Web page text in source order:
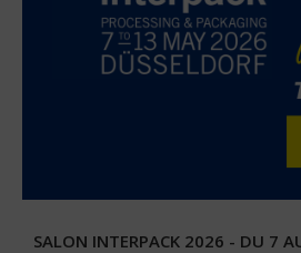
SALON INTERPACK 2026 - DU 7